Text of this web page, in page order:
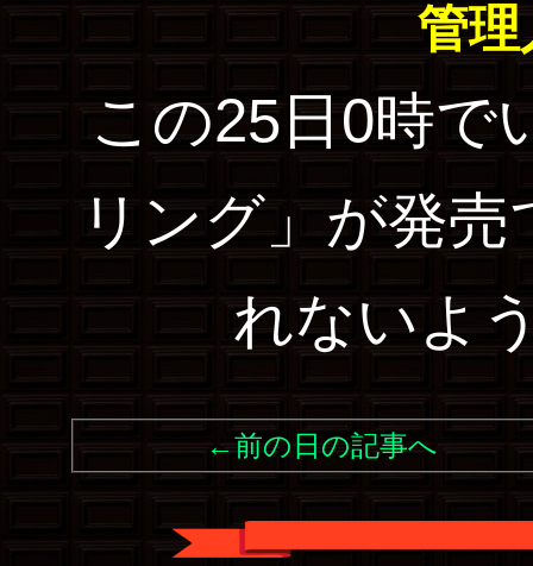
管理
この25日0時で
リング」が発
れないよ
←前の日の記事へ